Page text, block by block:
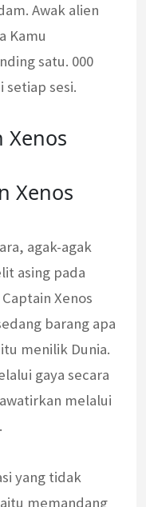
Awak alien
Kamu
satu. 000
sesi.
Xenos
Xenos
agak-agak
asing pada
Xenos
barang apa
menilik Dunia.
gaya secara
melalui
yang tidak
memandang